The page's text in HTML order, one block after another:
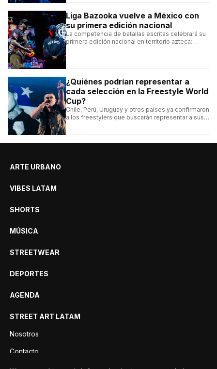
Liga Bazooka vuelve a México con
su primera edición nacional
La competencia de batallas escritas celebrará su
primera edición nacional en territorio azteca:
¿Quiénes podrían representar a
cada selección en la Freestyle World
Cup?
Chile, Perú, Uruguay y otros países ya confirmaron
a los freestylers que buscarán representar a sus
ARTE URBANO
VIBES LATAM
SHORTS
MÚSICA
STREETWEAR
DEPORTES
AGENDA
STREET ART LATAM
Nosotros
Contacto